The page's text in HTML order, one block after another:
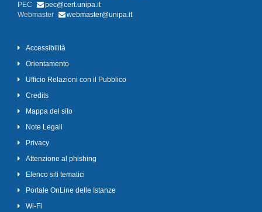
PEC
pec@cert.unipa.it
Webmaster
webmaster@unipa.it
Accessibilità
Orientamento
Ufficio Relazioni con il Pubblico
Credits
Mappa del sito
Note Legali
Privacy
Attenzione al phishing
Elenco siti tematici
Portale OnLine delle Istanze
Wi-Fi